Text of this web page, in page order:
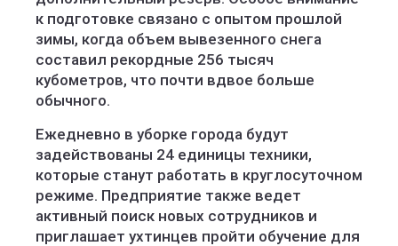
к подготовке связано с опытом прошлой
зимы, когда объем вывезенного снега
составил рекордные 256 тысяч
кубометров, что почти вдвое больше
обычного.
Ежедневно в уборке города будут
задействованы 24 единицы техники,
которые станут работать в круглосуточном
режиме. Предприятие также ведет
активный поиск новых сотрудников и
приглашает ухтинцев пройти обучение для